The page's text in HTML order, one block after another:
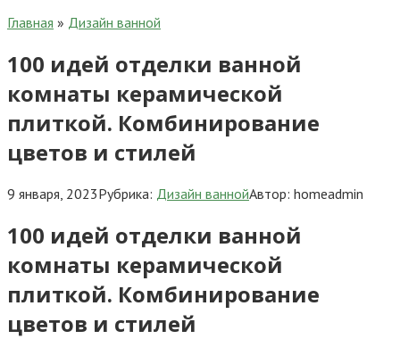
Главная » Дизайн ванной
100 идей отделки ванной
комнаты керамической
плиткой. Комбинирование
цветов и стилей
9 января, 2023Рубрика: Дизайн ваннойАвтор: homeadmin
100 идей отделки ванной
комнаты керамической
плиткой. Комбинирование
цветов и стилей